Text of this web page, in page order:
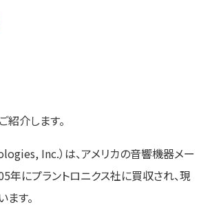
介します。
Inc.）は、アメリカの音響機器メー
にプラントロニクス社に買収され、現
す。